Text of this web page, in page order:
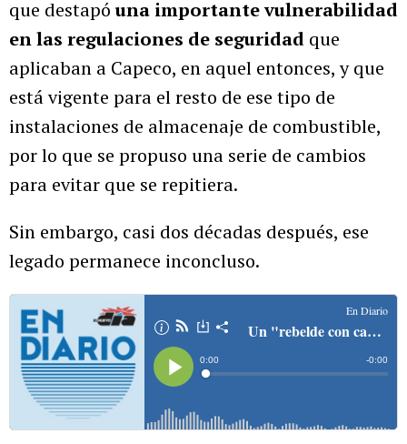
que destapóuna importante vulnerabilidad
en las regulaciones de seguridad que
aplicaban a Capeco, en aquel entonces, y que
está vigente para el resto de ese tipo de
instalaciones de almacenaje de combustible,
por lo que se propuso una serie de cambios
para evitar que se repitiera.
Sin embargo, casi dos décadas después, ese
legado permanece inconcluso.